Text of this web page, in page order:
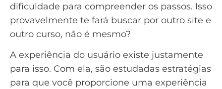
dificuldade para compreender os passos. Isso
provavelmente te fará buscar por outro site e
outro curso, não é mesmo?
A experiência do usuário existe justamente
para isso. Com ela, são estudadas estratégias
para que você proporcione uma experiência